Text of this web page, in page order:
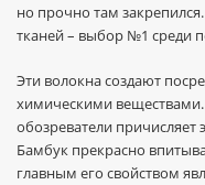
но прочно там
тканей – выбор №1 среди
Эти волокна создают
химическими веществами.
обозреватели причисляет
Бамбук прекрасно
главным его свойством